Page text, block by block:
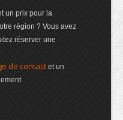
un prix pour la
région ? Vous avez
réserver une
de contact et un